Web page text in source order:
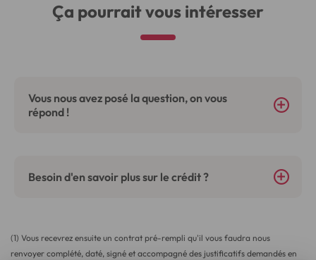
Ça pourrait vous intéresser
Vous nous avez posé la question, on vous
répond !
Besoin d'en savoir plus sur le crédit ?
(1) Vous recevrez ensuite un contrat pré-rempli qu'il vous faudra nous
renvoyer complété, daté, signé et accompagné des justificatifs demandés en